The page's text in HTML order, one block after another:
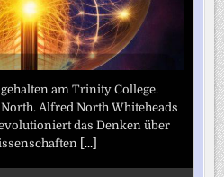
am Trinity College.
Alfred North Whiteheads
das Denken über
[...]